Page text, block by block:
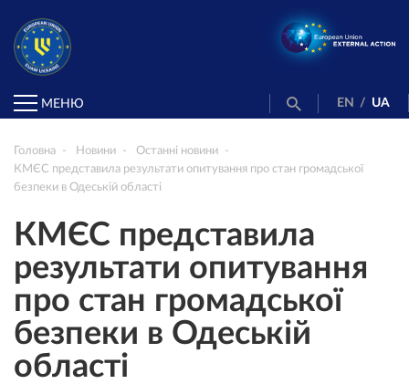
МЕНЮ EN / UA
Головна Новини
Останні новини
КМЄС представила результати опитування про стан громадської
безпеки в Одеській області
КМЄС представила
результати опитування
про стан громадської
безпеки в Одеській
області